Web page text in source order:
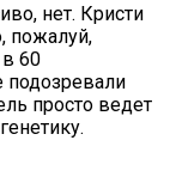
нет. Кристи
пожалуй,
60
подозревали
просто ведет